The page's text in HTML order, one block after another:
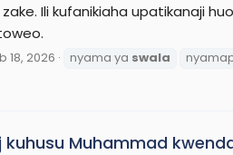
Ili kufanikiaha upatikanaji
18, 2026 nyama ya swala
kuhusu Muhammad